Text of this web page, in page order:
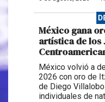
México gana
artística de los
México volvió a
2026 con oro de
de Diego
individuales de